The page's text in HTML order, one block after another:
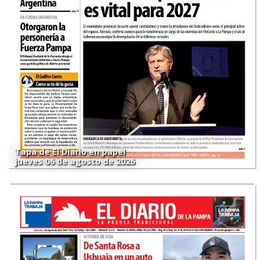
Tapa de El Diario en papel
jueves 06 de agosto de 2026